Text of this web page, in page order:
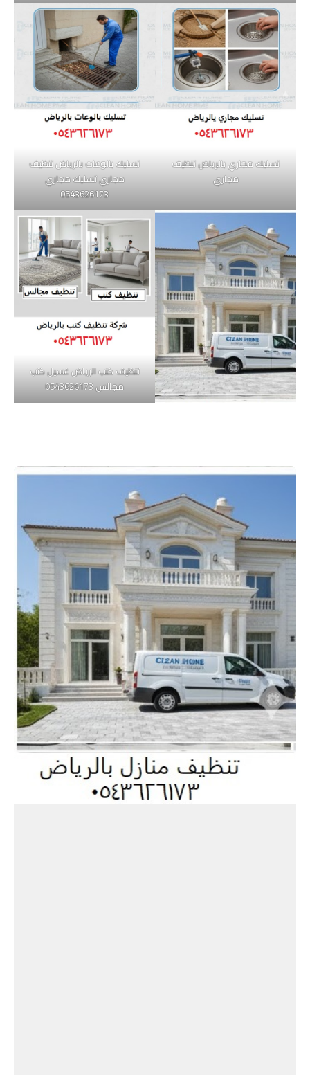
تسليك مجاري بالرياض تنظيف
مجاري
تسليك بالوعات بالرياض تنظيف
مجاري تسليك مجاري
0543626173
تنظيف كنب الرياض غسيل كنب
مجالس 0543626173